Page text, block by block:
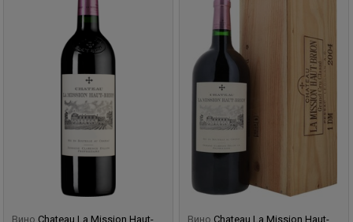
Вино Chateau La Mission Haut-
Вино Chateau La Mission Haut-